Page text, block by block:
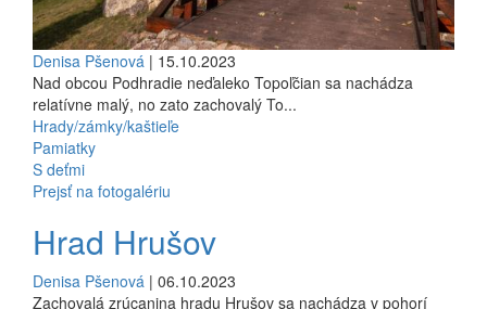
Denisa Pšenová | 15.10.2023
Nad obcou Podhradie neďaleko Topoľčian sa nachádza
relatívne malý, no zato zachovalý To...
Hrady/zámky/kaštieľe
Pamiatky
S deťmi
Prejsť na fotogalériu
Hrad Hrušov
Denisa Pšenová | 06.10.2023
Zachovalá zrúcanina hradu Hrušov sa nachádza v pohorí